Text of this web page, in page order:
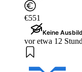
€551
Keine
vor etwa 12